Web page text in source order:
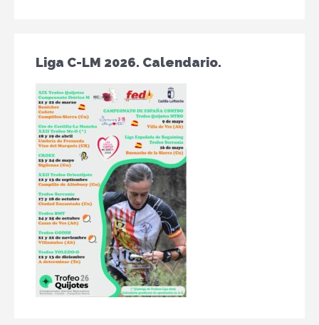
Liga C-LM 2026. Calendario.